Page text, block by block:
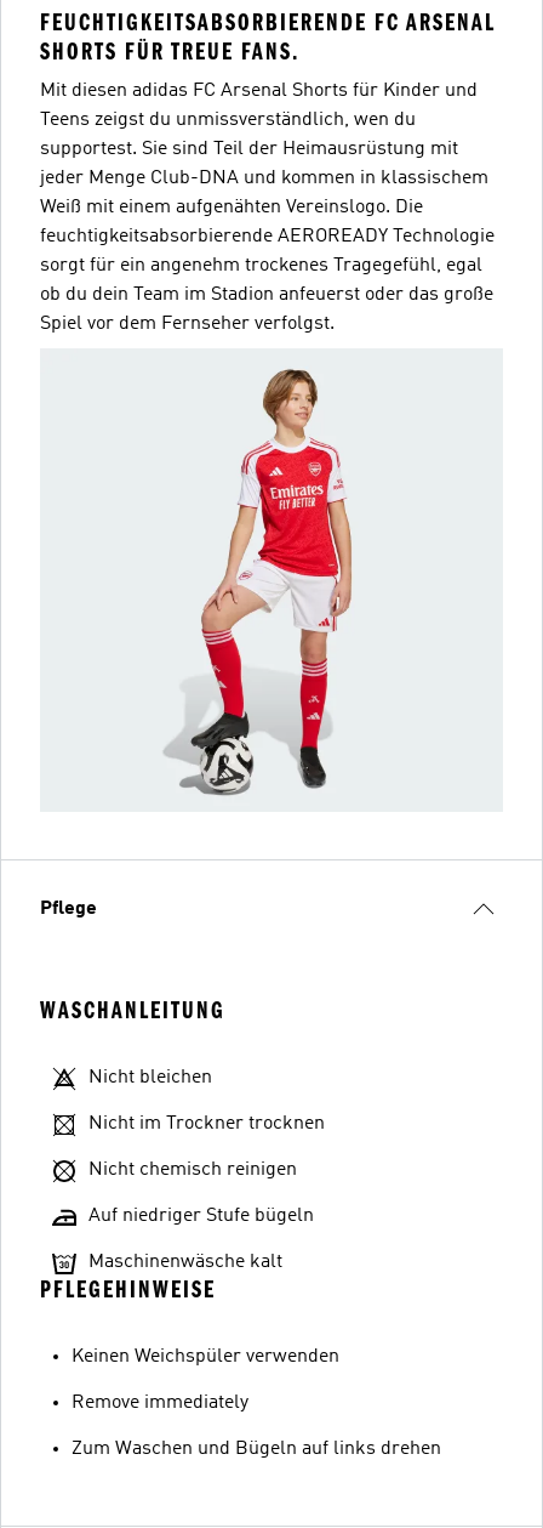
FEUCHTIGKEITSABSORBIERENDE FC ARSENAL
SHORTS FÜR TREUE FANS.
Mit diesen adidas FC Arsenal Shorts für Kinder und
Teens zeigst du unmissverständlich, wen du
supportest. Sie sind Teil der Heimausrüstung mit
jeder Menge Club-DNA und kommen in klassischem
Weiß mit einem aufgenähten Vereinslogo. Die
feuchtigkeitsabsorbierende AEROREADY Technologie
sorgt für ein angenehm trockenes Tragegefühl, egal
ob du dein Team im Stadion anfeuerst oder das große
Spiel vor dem Fernseher verfolgst.
Pflege
WASCHANLEITUNG
Nicht bleichen
Nicht im Trockner trocknen
Nicht chemisch reinigen
Auf niedriger Stufe bügeln
Maschinenwäsche kalt
PFLEGEHINWEISE
Keinen Weichspüler verwenden
Remove immediately
Zum Waschen und Bügeln auf links drehen